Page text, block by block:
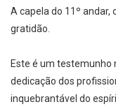
A capela do 11º
gratidão.
Este é um testemunho
dedicação dos
inquebrantável do